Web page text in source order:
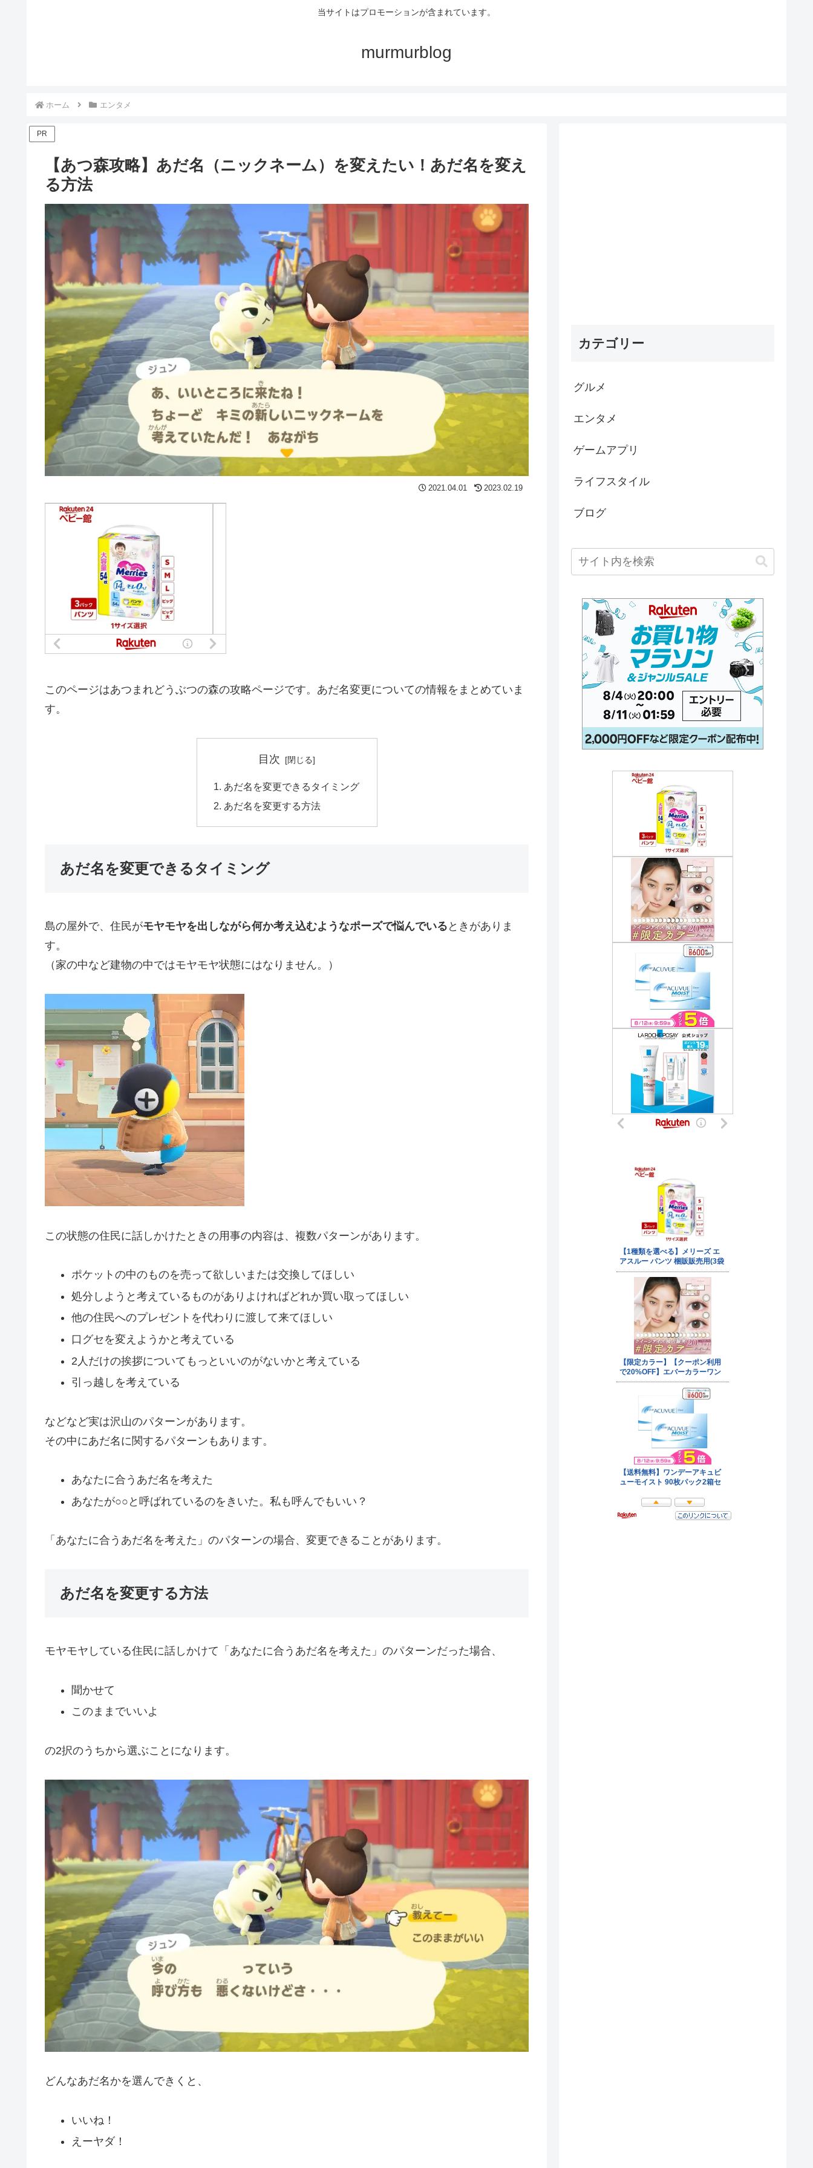
当サイトはプロモーションが含まれています。
murmurblog
ホーム エンタメ
PR
【あつ森攻略】あだ名（ニックネーム）を変えたい！あだ名を変え
る方法
2021.04.01 2023.02.19
このページはあつまれどうぶつの森の攻略ページです。あだ名変更についての情報をまとめていま
す。
目次
あだ名を変更できるタイミング
あだ名を変更する方法
あだ名を変更できるタイミング
島の屋外で、住民がモヤモヤを出しながら何か考え込むようなポーズで悩んでいる ときがありま
す。
（家の中など建物の中ではモヤモヤ状態にはなりません。）
この状態の住民に話しかけたときの用事の内容は、複数パターンがあります。
ポケットの中のものを売って欲しいまたは交換してほしい
処分しようと考えているものがありよければどれか買い取ってほしい
他の住民へのプレゼントを代わりに渡して来てほしい
口グセを変えようかと考えている
2人だけの挨拶についてもっといいのがないかと考えている
引っ越しを考えている
などなど実は沢山のパターンがあります。
その中にあだ名に関するパターンもあります。
あなたに合うあだ名を考えた
あなたが○○と呼ばれているのをきいた。私も呼んでもいい？
「あなたに合うあだ名を考えた」のパターンの場合、変更できることがあります。
あだ名を変更する方法
モヤモヤしている住民に話しかけて「あなたに合うあだ名を考えた」のパターンだった場合、
聞かせて
このままでいいよ
の2択のうちから選ぶことになります。
どんなあだ名かを選んできくと、
いいね！
えーヤダ！
カテゴリー
グルメ
エンタメ
ゲームアプリ
ライフスタイル
ブログ